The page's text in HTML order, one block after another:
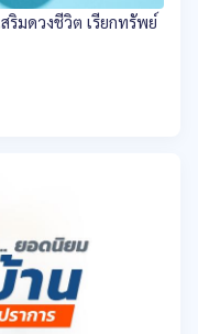
ริมดวงชีวิต เรียกทรัพย์